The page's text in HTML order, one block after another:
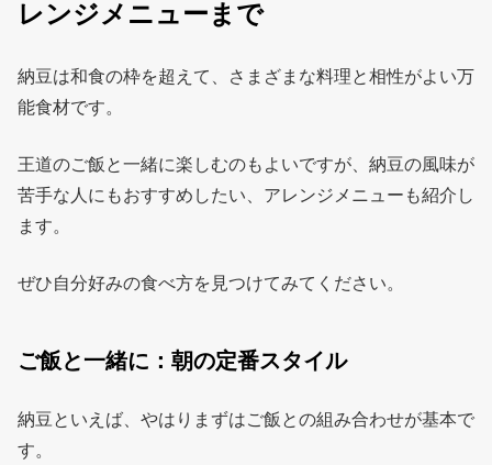
レンジメニューまで
納豆は和食の枠を超えて、さまざまな料理と相性がよい万
能食材です。
王道のご飯と一緒に楽しむのもよいですが、納豆の風味が
苦手な人にもおすすめしたい、アレンジメニューも紹介し
ます。
ぜひ自分好みの食べ方を見つけてみてください。
ご飯と一緒に：朝の定番スタイル
納豆といえば、やはりまずはご飯との組み合わせが基本で
す。